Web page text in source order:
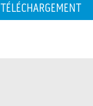
TÉLÉCHARGEMENT